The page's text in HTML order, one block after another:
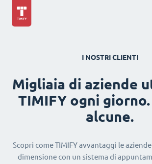
I NOSTRI CLIENTI
Migliaia di aziende
TIMIFY ogni giorno.
alcune.
Scopri come TIMIFY avvantaggi le
dimensione con un sistema di